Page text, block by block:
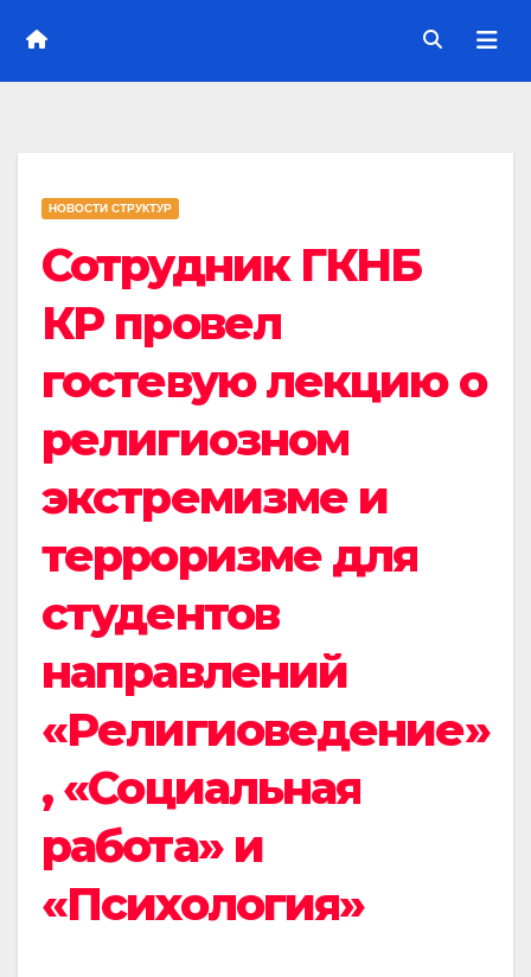
НОВОСТИ СТРУКТУР
Сотрудник ГКНБ
КР провел
гостевую лекцию о
религиозном
экстремизме и
терроризме для
студентов
направлений
«Религиоведение»
, «Социальная
работа» и
«Психология»